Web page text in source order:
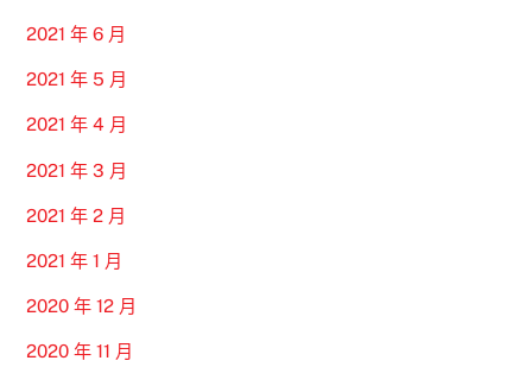
2021 年 6 月
2021 年 5 月
2021 年 4 月
2021 年 3 月
2021 年 2 月
2021 年 1 月
2020 年 12 月
2020 年 11 月